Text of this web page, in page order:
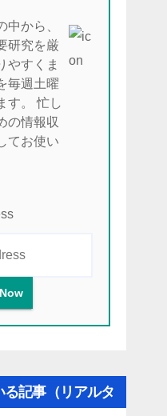
中から、
研究を厳
やすくま
毎週土曜
す。 忙し
の情報収
てお使い
記事（リアルタ